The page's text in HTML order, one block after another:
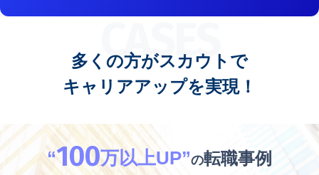
CASES
多くの方がスカウトで
キャリアアップを実現！
“100万以上UP”の転職事例